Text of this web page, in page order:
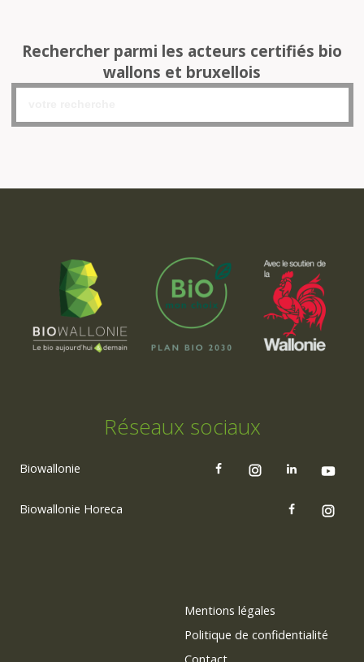
Rechercher parmi les acteurs certifiés bio
wallons et bruxellois
Réseaux sociaux
Biowallonie
Biowallonie Horeca
Mentions légales
Politique de confidentialité